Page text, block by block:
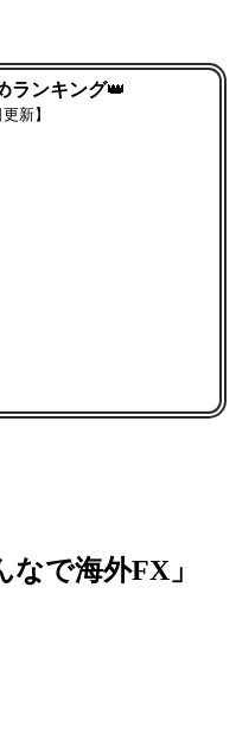
ランキング👑
新】
で海外FX」